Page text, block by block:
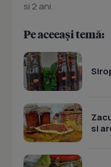
si 2 ani.
Pe aceeași temă:
si